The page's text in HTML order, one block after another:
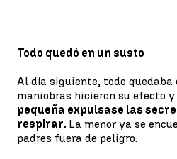
Todo quedó en un susto
Al día siguiente, todo quedaba
maniobras hicieron su efecto
pequeña expulsase las
respirar. La menor ya se
padres fuera de peligro.